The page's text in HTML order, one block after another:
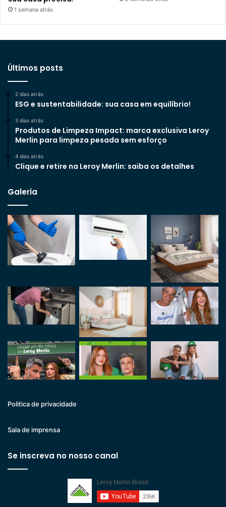
1 semana atrás
Últimos posts
2 dias atrás
ESG e sustentabilidade: sua casa em equilíbrio!
3 dias atrás
Produtos de Limpeza Impact: marca exclusiva Leroy
Merlin para limpeza pesada sem esforço
4 dias atrás
Clique e retire na Leroy Merlin: saiba os detalhes
Galeria
Politica de privacidade
Sala de imprensa
Se inscreva no nosso canal